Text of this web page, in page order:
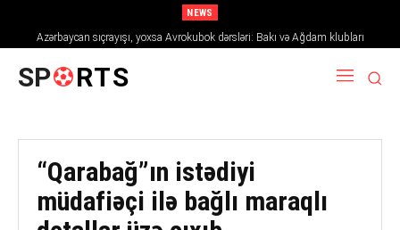
NEWS
Azərbaycan sıçrayışı, yoxsa Avrokubok dərsləri: Bakı və Ağdam klubları
2026/27 mövsümündə Avropanı necə fəth edir
SP RTS
“Qarabağ”ın istədiyi
müdafiəçi ilə bağlı maraqlı